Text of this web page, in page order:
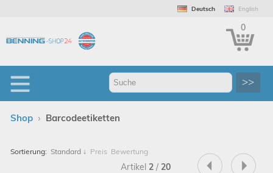
Deutsch English
0
>>
Shop › Barcodeetiketten
Sortierung: Standard ↓ Preis Bewertung
Artikel 2 / 20